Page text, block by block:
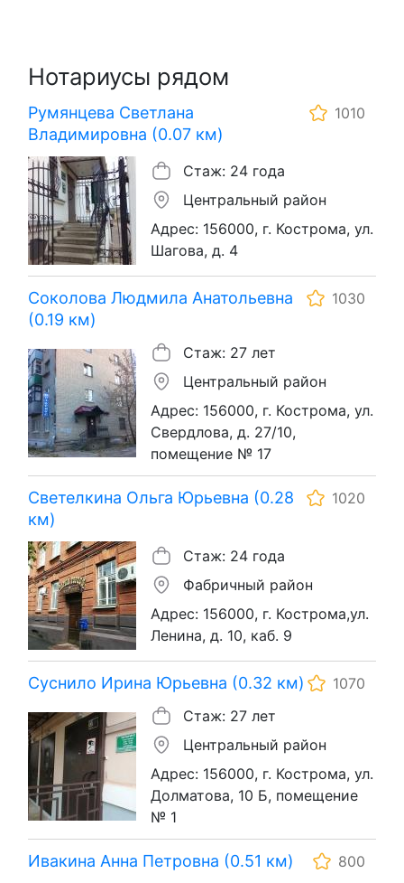
Нотариусы рядом
Румянцева Светлана
Владимировна (0.07 км)
1010
Стаж: 24 года
Центральный район
Адрес: 156000, г. Кострома, ул.
Шагова, д. 4
Соколова Людмила Анатольевна
(0.19 км)
1030
Стаж: 27 лет
Центральный район
Адрес: 156000, г. Кострома, ул.
Свердлова, д. 27/10,
помещение № 17
Светелкина Ольга Юрьевна (0.28
км)
1020
Стаж: 24 года
Фабричный район
Адрес: 156000, г. Кострома,ул.
Ленина, д. 10, каб. 9
Суснило Ирина Юрьевна (0.32 км)
1070
Стаж: 27 лет
Центральный район
Адрес: 156000, г. Кострома, ул.
Долматова, 10 Б, помещение
№ 1
Ивакина Анна Петровна (0.51 км)
800